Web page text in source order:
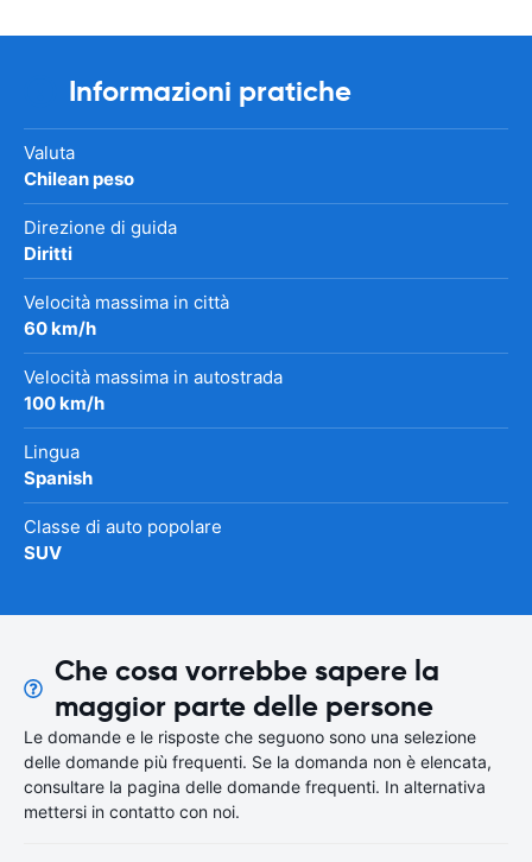
Informazioni pratiche
Valuta
Chilean peso
Direzione di guida
Diritti
Velocità massima in città
60 km/h
Velocità massima in autostrada
100 km/h
Lingua
Spanish
Classe di auto popolare
SUV
Che cosa vorrebbe sapere la
maggior parte delle persone
Le domande e le risposte che seguono sono una selezione
delle domande più frequenti. Se la domanda non è elencata,
consultare la pagina delle domande frequenti. In alternativa
mettersi in contatto con noi.